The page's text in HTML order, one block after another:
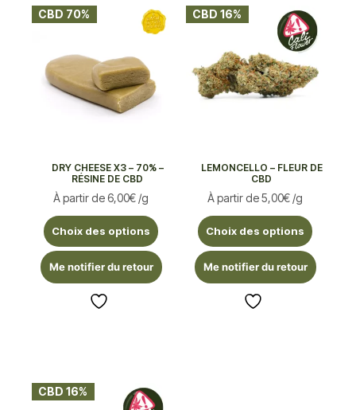
CBD 70%
DRY CHEESE X3 – 70% –
RÉSINE DE CBD
À partir de6,00€ /g
Choix des options
Me notifier du retour
CBD 16%
LEMONCELLO – FLEUR DE
CBD
À partir de5,00€ /g
Choix des options
Me notifier du retour
CBD 16%